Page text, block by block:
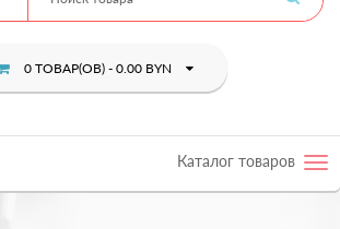
0 ТОВАР(ОВ) - 0.00 BYN
Каталог товаров